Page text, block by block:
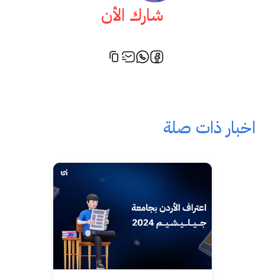
شارك الأن
اخبار ذات صلة